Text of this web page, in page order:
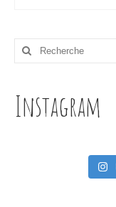
Rechercher
Instagram